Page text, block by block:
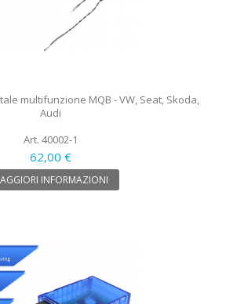
multifunzione MQB - VW, Seat, Skoda,
Audi
Art. 40002-1
62,00 €
INFORMAZIONI